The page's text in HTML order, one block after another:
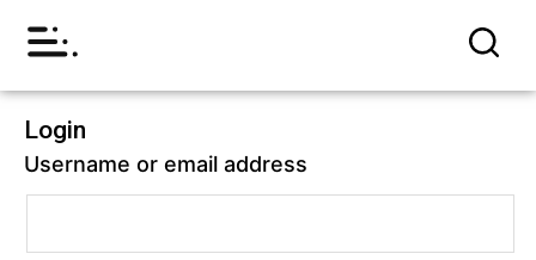
Login
Username or email address